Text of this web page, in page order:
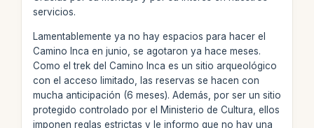
servicios.
Lamentablemente ya no hay espacios para hacer el
Camino Inca en junio, se agotaron ya hace meses.
Como el trek del Camino Inca es un sitio arqueológico
con el acceso limitado, las reservas se hacen con
mucha anticipación (6 meses). Además, por ser un sitio
protegido controlado por el Ministerio de Cultura, ellos
imponen reglas estrictas y le informo que no hay una